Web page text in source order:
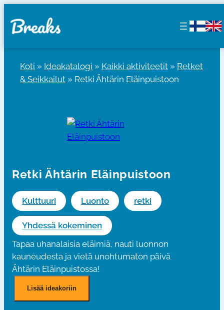
sisältöön
Koti » Ideakatalogi » Kaikki aktiviteetit » Retket
& Seikkailut » Retki Ähtärin Eläinpuistoon
Retki Ähtärin Eläinpuistoon
Kulttuuri Luonto retki
Yhdessä kokeminen
Tapaa uhanalaisia eläimiä, nauti luonnon
kauneudesta ja vietä unohtumaton päivä
Ähtärin Eläinpuistossa!
Lisää ideakoriin